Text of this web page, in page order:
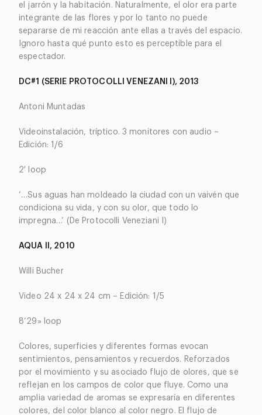
el jarrón y la habitación. Naturalmente, el olor era parte
integrante de las flores y por lo tanto no puede
separarse de mi reacción ante ellas a través del espacio.
Ignoro hasta qué punto esto es perceptible para el
espectador.
DC#1 (SERIE PROTOCOLLI VENEZANI I), 2013
Antoni Muntadas
Videoinstalación, tríptico. 3 monitores con audio –
Edición: 1/6
2′ loop
‘…Sus aguas han moldeado la ciudad con un vaivén que
condiciona su vida, y con su olor, que todo lo
impregna…’ (De Protocolli Veneziani I)
AQUA II, 2010
Willi Bucher
Video 24 x 24 x 24 cm – Edición: 1/5
8’29» loop
Colores, superficies y diferentes formas evocan
sentimientos, pensamientos y recuerdos. Reforzados
por el movimiento y su asociado flujo de olores, que se
reflejan en los campos de color que fluye. Como una
amplia variedad de aromas se expresaría en diferentes
colores, del color blanco al color negro. El flujo de